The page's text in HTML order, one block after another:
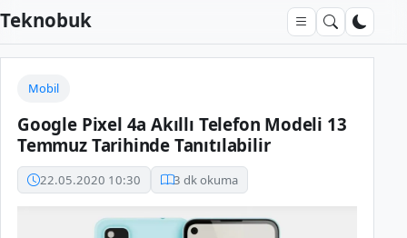
Teknobuk
Mobil
Google Pixel 4a Akıllı Telefon Modeli 13
Temmuz Tarihinde Tanıtılabilir
22.05.2020 10:30 3 dk okuma